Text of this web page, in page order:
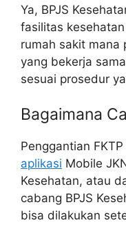
Ya, BPJS
fasilitas
rumah sakit mana
yang bekerja
sesuai prosedur
Bagaimana
Penggantian
aplikasi Mobile
Kesehatan, atau
cabang BPJS
bisa dilakukan